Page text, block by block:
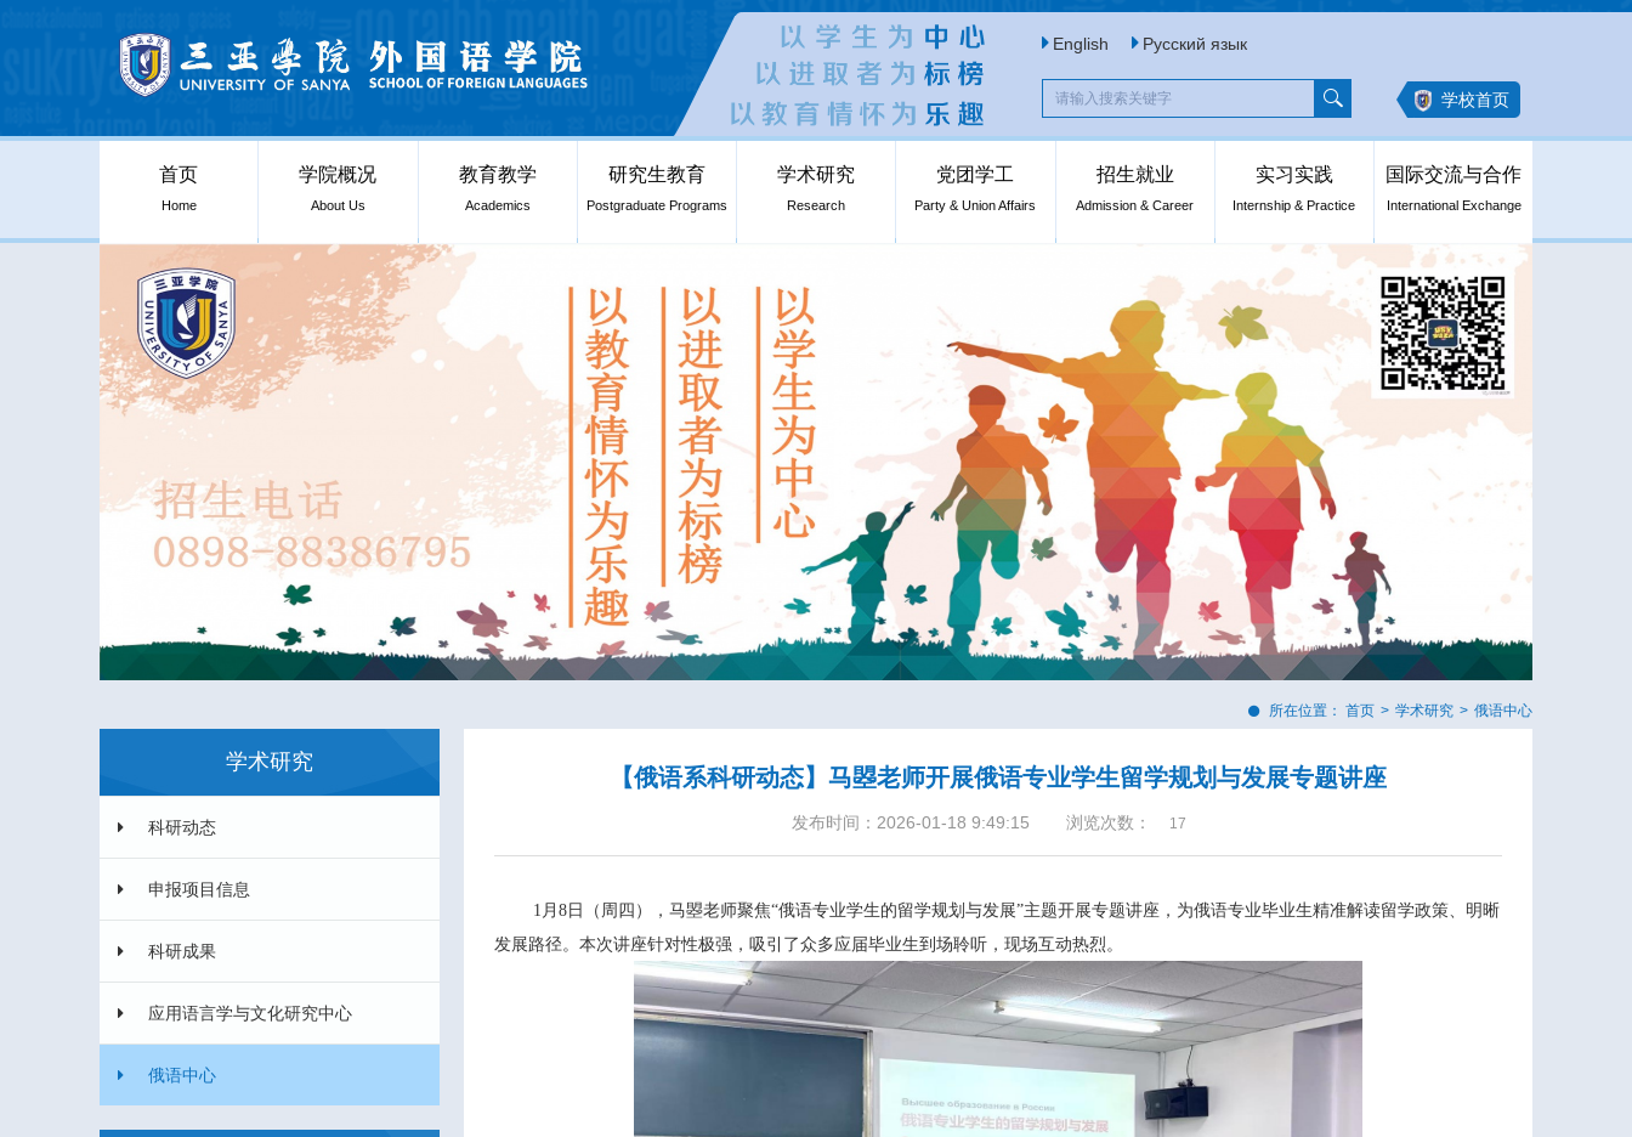
English Русский язык
学校首页
首页
Home
学院概况
About Us
教育教学
Academics
研究生教育
Postgraduate Programs
学术研究
Research
党团学工
Party & Union Affairs
招生就业
Admission & Career
实习实践
Internship & Practice
国际交流与合作
International Exchange
所在位置： 首页 > 学术研究 > 俄语中心
学术研究
科研动态
申报项目信息
科研成果
应用语言学与文化研究中心
俄语中心
【俄语系科研动态】马曌老师开展俄语专业学生留学规划与发展专题讲座
发布时间：2026-01-18 9:49:15 浏览次数： 17
1 月 8 日（周四），马曌老师聚焦“俄语专业学生的留学规划与发展”主题开展专题讲座，为俄语专业毕业生精准解读留学政策、明晰
发展路径。本次讲座针对性极强，吸引了众多应届毕业生到场聆听，现场互动热烈。